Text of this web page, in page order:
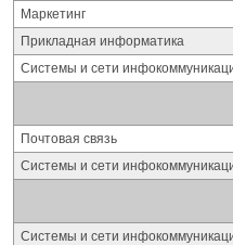
Маркетинг
Прикладная информатика
Системы и сети
Почтовая связь
Системы и сети
Системы и сети